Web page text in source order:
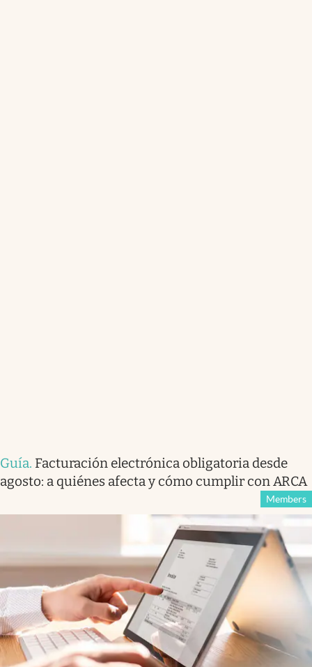
Guía. Facturación electrónica obligatoria desde
agosto: a quiénes afecta y cómo cumplir con ARCA
Members